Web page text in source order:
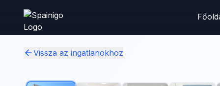
Vissza az ingatlanokhoz